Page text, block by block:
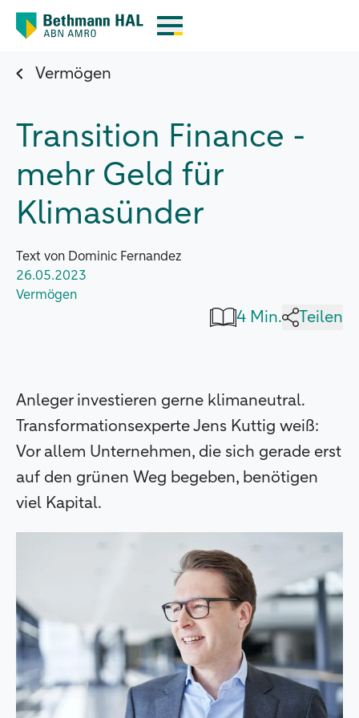
Vermögen
Transition Finance -
mehr Geld für
Klimasünder
Text von Dominic Fernandez
26.05.2023
Vermögen
4 Min. Teilen
Anleger investieren gerne klimaneutral.
Transformationsexperte Jens Kuttig weiß:
Vor allem Unternehmen, die sich gerade erst
auf den grünen Weg begeben, benötigen
viel Kapital.